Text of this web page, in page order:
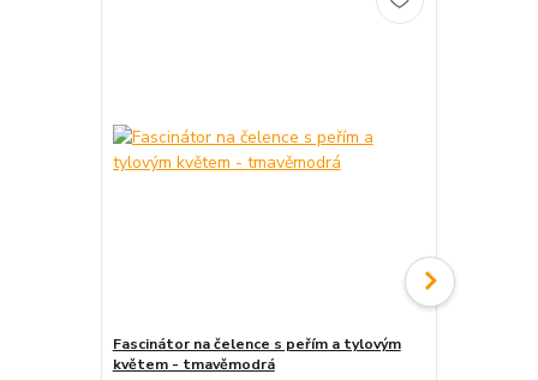
Fascinátor na čelence s peřím a tylovým
květem - tmavěmodrá